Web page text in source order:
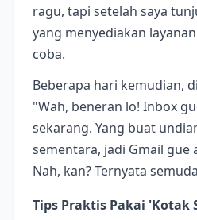
ragu, tapi setelah saya
yang menyediakan
coba.
Beberapa hari kemudian,
"Wah, beneran lo! Inbox
sekarang. Yang buat
sementara, jadi Gmail gue
Nah, kan? Ternyata
Tips Praktis Pakai 'Kotak